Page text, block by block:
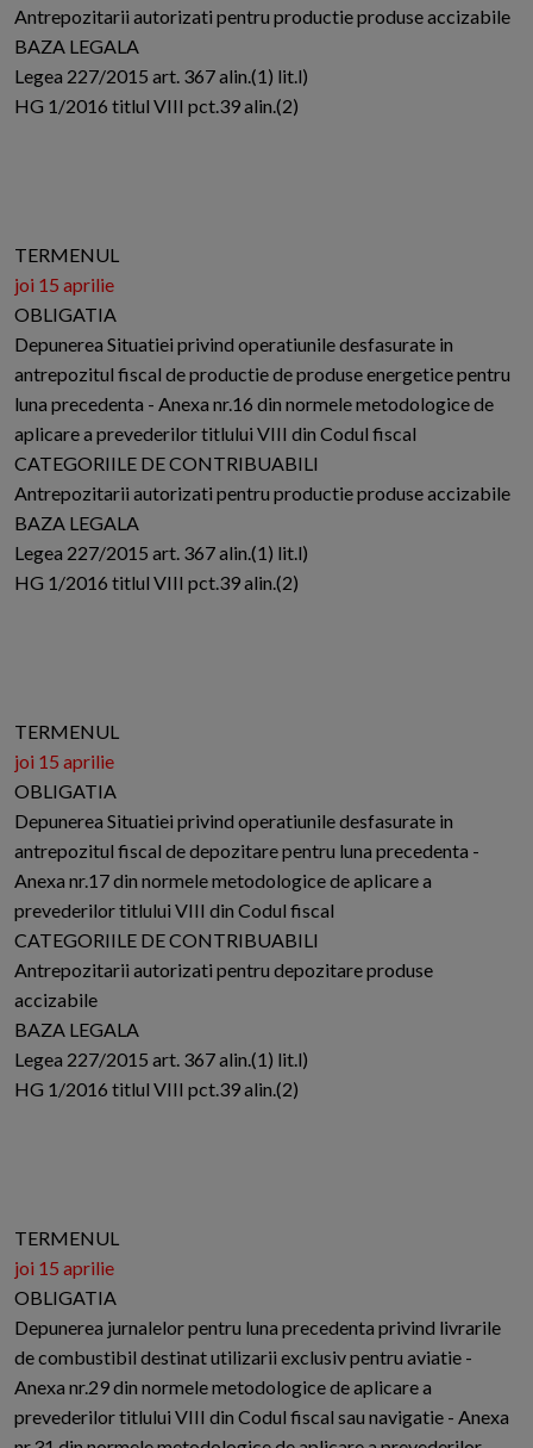
Antrepozitarii autorizati pentru productie produse accizabile
BAZA LEGALA
Legea 227/2015 art. 367 alin.(1) lit.l)
HG 1/2016 titlul VIII pct.39 alin.(2)
TERMENUL
joi 15 aprilie
OBLIGATIA
Depunerea Situatiei privind operatiunile desfasurate in
antrepozitul fiscal de productie de produse energetice pentru
luna precedenta - Anexa nr.16 din normele metodologice de
aplicare a prevederilor titlului VIII din Codul fiscal
CATEGORIILE DE CONTRIBUABILI
Antrepozitarii autorizati pentru productie produse accizabile
BAZA LEGALA
Legea 227/2015 art. 367 alin.(1) lit.l)
HG 1/2016 titlul VIII pct.39 alin.(2)
TERMENUL
joi 15 aprilie
OBLIGATIA
Depunerea Situatiei privind operatiunile desfasurate in
antrepozitul fiscal de depozitare pentru luna precedenta -
Anexa nr.17 din normele metodologice de aplicare a
prevederilor titlului VIII din Codul fiscal
CATEGORIILE DE CONTRIBUABILI
Antrepozitarii autorizati pentru depozitare produse
accizabile
BAZA LEGALA
Legea 227/2015 art. 367 alin.(1) lit.l)
HG 1/2016 titlul VIII pct.39 alin.(2)
TERMENUL
joi 15 aprilie
OBLIGATIA
Depunerea jurnalelor pentru luna precedenta privind livrarile
de combustibil destinat utilizarii exclusiv pentru aviatie -
Anexa nr.29 din normele metodologice de aplicare a
prevederilor titlului VIII din Codul fiscal sau navigatie - Anexa